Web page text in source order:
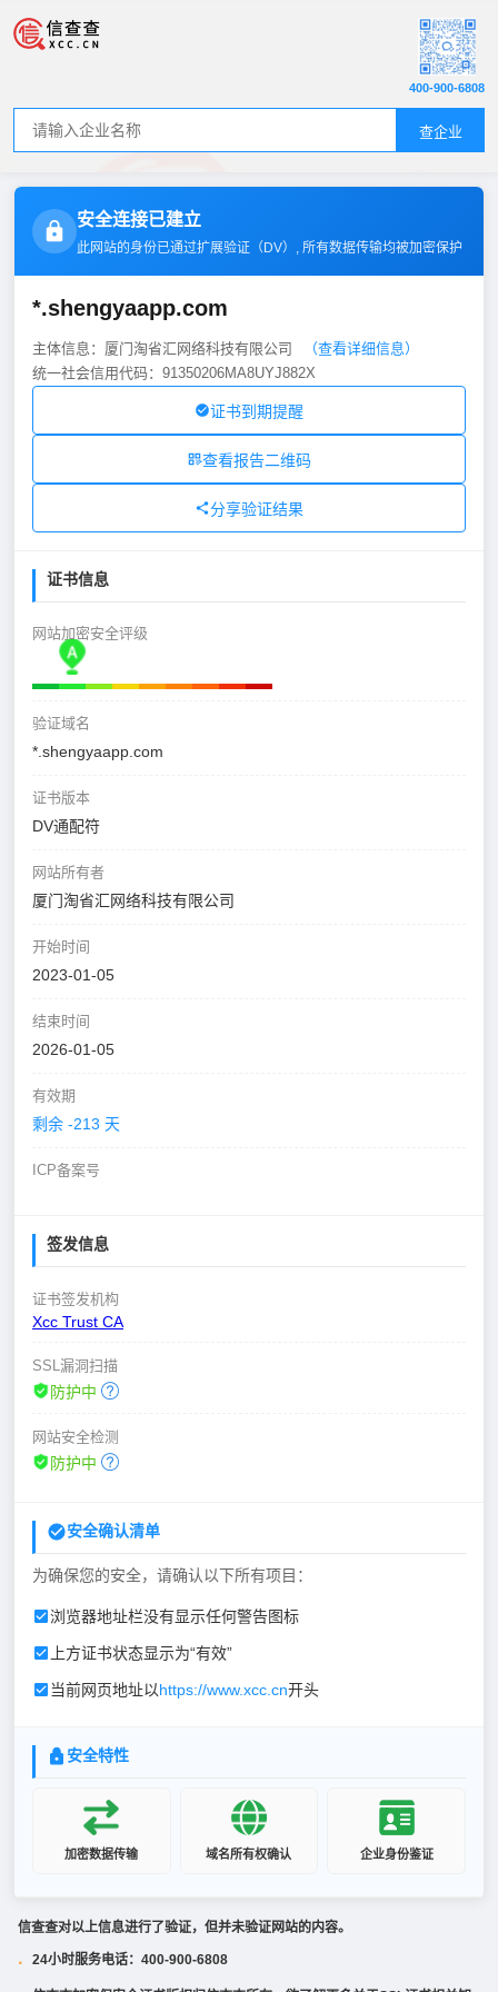
查企业
400-900-6808
安全连接已建立
此网站的身份已通过扩展验证（DV）, 所有数据传输均被加密保护
*.shengyaapp.com
主体信息：厦门淘省汇网络科技有限公司
（查看详细信息）
统一社会信用代码：91350206MA8UYJ882X
证书到期提醒
查看报告二维码
分享验证结果
证书信息
网站加密安全评级
验证域名
*.shengyaapp.com
证书版本
DV通配符
网站所有者
厦门淘省汇网络科技有限公司
开始时间
2023-01-05
结束时间
2026-01-05
有效期
剩余 -213 天
ICP备案号
签发信息
证书签发机构
Xcc Trust CA
SSL漏洞扫描
防护中
网站安全检测
防护中
安全确认清单
为确保您的安全，请确认以下所有项目：
浏览器地址栏没有显示任何警告图标
上方证书状态显示为“有效”
当前网页地址以https://www.xcc.cn开头
安全特性
加密数据传输 域名所有权确认 企业身份鉴证
信查查对以上信息进行了验证，但并未验证网站的内容。
· 24小时服务电话：400-900-6808